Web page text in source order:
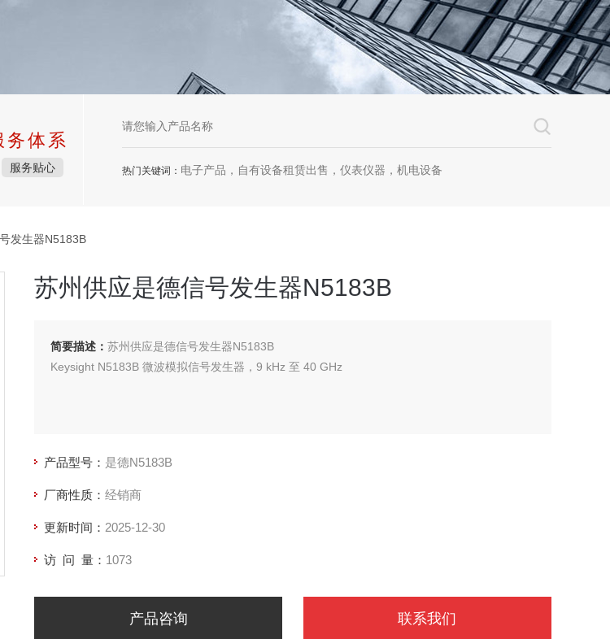
务体系
服务贴心 热门关键词： 电子产品，自有设备租赁出售，仪表仪器，机电设备
发生器N5183B
苏州供应是德信号发生器N5183B
简要描述： 苏州供应是德信号发生器N5183B
Keysight N5183B 微波模拟信号发生器，9 kHz 至 40 GHz
产品型号： 是德N5183B
厂商性质： 经销商
更新时间： 2025-12-30
访 问 量： 1073
产品咨询 联系我们